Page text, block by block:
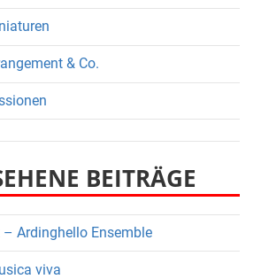
& Co.
BEITRÄGE
Ardinghello Ensemble
viva